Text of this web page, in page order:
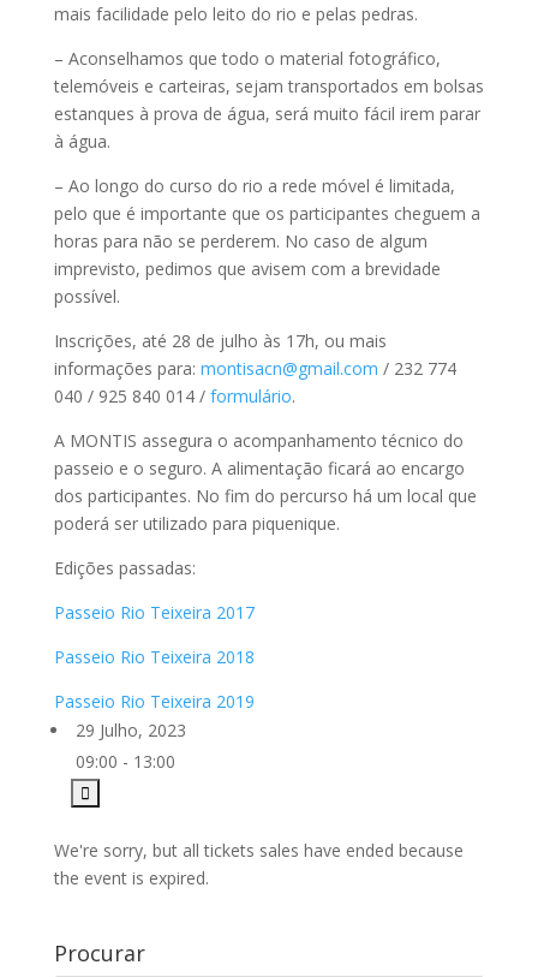
mais facilidade pelo leito do rio e pelas pedras.
– Aconselhamos que todo o material fotográfico,
telemóveis e carteiras, sejam transportados em bolsas
estanques à prova de água, será muito fácil irem parar
à água.
– Ao longo do curso do rio a rede móvel é limitada,
pelo que é importante que os participantes cheguem a
horas para não se perderem. No caso de algum
imprevisto, pedimos que avisem com a brevidade
possível.
Inscrições, até 28 de julho às 17h, ou mais
informações para: montisacn@gmail.com / 232 774
040 / 925 840 014 / formulário.
A MONTIS assegura o acompanhamento técnico do
passeio e o seguro. A alimentação ficará ao encargo
dos participantes. No fim do percurso há um local que
poderá ser utilizado para piquenique.
Edições passadas:
Passeio Rio Teixeira 2017
Passeio Rio Teixeira 2018
Passeio Rio Teixeira 2019
29 Julho, 2023
09:00 - 13:00
We're sorry, but all tickets sales have ended because
the event is expired.
Procurar